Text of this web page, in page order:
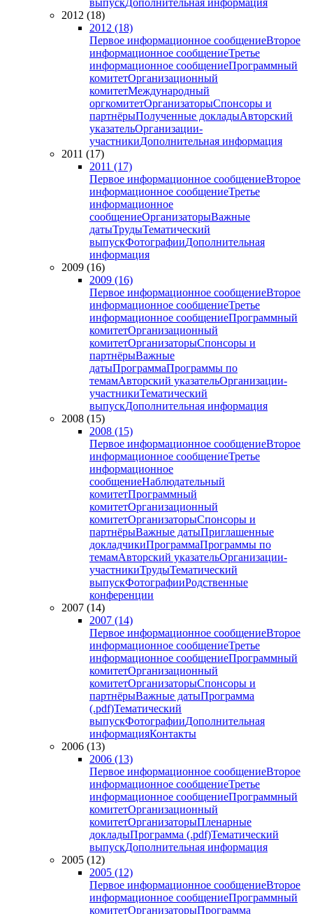
выпускДополнительная информация
2012 (18)
2012 (18)
Первое информационное сообщениеВторое
информационное сообщениеТретье
информационное сообщениеПрограммный
комитетОрганизационный
комитетМеждународный
оргкомитетОрганизаторыСпонсоры и
партнёрыПолученные докладыАвторский
указательОрганизации-
участникиДополнительная информация
2011 (17)
2011 (17)
Первое информационное сообщениеВторое
информационное сообщениеТретье
информационное
сообщениеОрганизаторыВажные
датыТрудыТематический
выпускФотографииДополнительная
информация
2009 (16)
2009 (16)
Первое информационное сообщениеВторое
информационное сообщениеТретье
информационное сообщениеПрограммный
комитетОрганизационный
комитетОрганизаторыСпонсоры и
партнёрыВажные
датыПрограммаПрограммы по
темамАвторский указательОрганизации-
участникиТематический
выпускДополнительная информация
2008 (15)
2008 (15)
Первое информационное сообщениеВторое
информационное сообщениеТретье
информационное
сообщениеНаблюдательный
комитетПрограммный
комитетОрганизационный
комитетОрганизаторыСпонсоры и
партнёрыВажные датыПриглашенные
докладчикиПрограммаПрограммы по
темамАвторский указательОрганизации-
участникиТрудыТематический
выпускФотографииРодственные
конференции
2007 (14)
2007 (14)
Первое информационное сообщениеВторое
информационное сообщениеТретье
информационное сообщениеПрограммный
комитетОрганизационный
комитетОрганизаторыСпонсоры и
партнёрыВажные датыПрограмма
(.pdf)Тематический
выпускФотографииДополнительная
информацияКонтакты
2006 (13)
2006 (13)
Первое информационное сообщениеВторое
информационное сообщениеТретье
информационное сообщениеПрограммный
комитетОрганизационный
комитетОрганизаторыПленарные
докладыПрограмма (.pdf)Тематический
выпускДополнительная информация
2005 (12)
2005 (12)
Первое информационное сообщениеВторое
информационное сообщениеПрограммный
комитетОрганизаторыПрограмма